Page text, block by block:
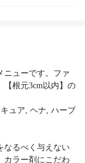
ニューです。ファ
【根元3cm以内】の
ュア, ヘナ, ハーブ
なるべく与えない
カラー剤にこだわ